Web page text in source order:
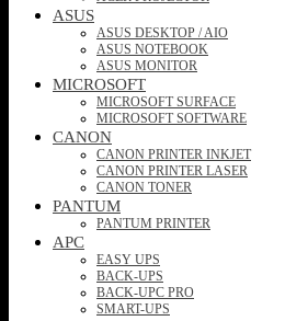
ASUS
ASUS DESKTOP / AIO
ASUS NOTEBOOK
ASUS MONITOR
MICROSOFT
MICROSOFT SURFACE
MICROSOFT SOFTWARE
CANON
CANON PRINTER INKJET
CANON PRINTER LASER
CANON TONER
PANTUM
PANTUM PRINTER
APC
EASY UPS
BACK-UPS
BACK-UPC PRO
SMART-UPS